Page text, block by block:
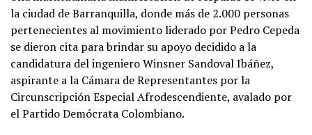
la ciudad de Barranquilla, donde más de 2.000 personas
pertenecientes al movimiento liderado por Pedro Cepeda
se dieron cita para brindar su apoyo decidido a la
candidatura del ingeniero Winsner Sandoval Ibáñez,
aspirante a la Cámara de Representantes por la
Circunscripción Especial Afrodescendiente, avalado por
el Partido Demócrata Colombiano.